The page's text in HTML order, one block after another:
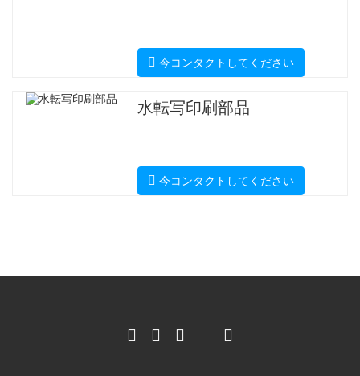
今コンタクトしてください
水転写印刷部品
今コンタクトしてください